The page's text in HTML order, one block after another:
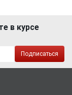
в курсе
Подписаться